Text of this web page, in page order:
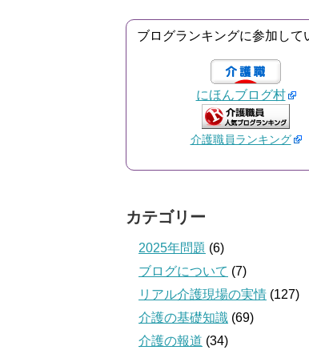
ブログランキングに参加して
にほんブログ村
介護職員ランキング
カテゴリー
2025年問題 (6)
ブログについて (7)
リアル介護現場の実情 (127)
介護の基礎知識 (69)
介護の報道 (34)